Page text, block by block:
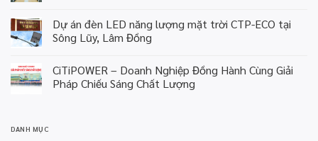
Dự án đèn LED năng lượng mặt trời CTP-ECO tại
Sông Lũy, Lâm Đồng
CiTiPOWER – Doanh Nghiệp Đồng Hành Cùng Giải
Pháp Chiếu Sáng Chất Lượng
DANH MỤC